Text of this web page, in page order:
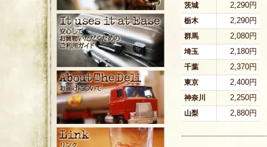
茨城
2,290円
栃木 2,290円
群馬 2,080円
埼玉 2,180円
千葉 2,370円
東京 2,400円
神奈川 2,250円
山梨 2,880円